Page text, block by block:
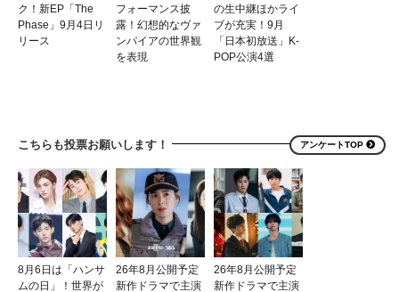
ク！新EP「The
Phase」9月4日リ
リース
フォーマンス披
露！幻想的なヴァ
ンパイアの世界観
を表現
の生中継ほかライ
ブが充実！9月
「日本初放送」K-
POP公演4選
こちらも投票お願いします！ アンケートTOP
8月6日は「ハンサ
ムの日」！世界が
26年8月公開予定
新作ドラマで主演
26年8月公開予定
新作ドラマで主演